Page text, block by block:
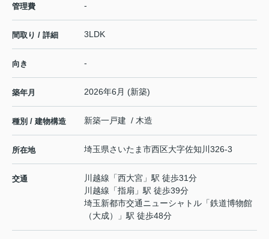
管理費 -
間取り / 詳細 3LDK
向き -
築年月 2026年6月 (新築)
種別 / 建物構造 新築一戸建 / 木造
所在地 埼玉県さいたま市西区大字佐知川 326-3
交通 川越線 「西大宮 」駅 徒歩31分
川越線 「指扇 」駅 徒歩39分
埼玉新都市交通ニューシャトル 「鉄道博物館
（大成）
」駅 徒歩48分